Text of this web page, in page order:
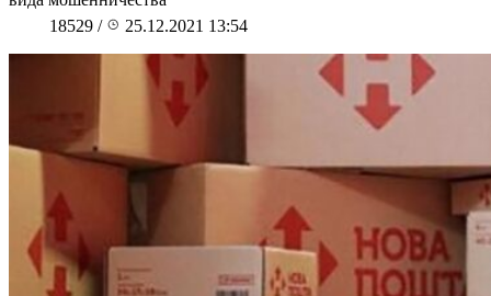
18529 / 25.12.2021 13:54